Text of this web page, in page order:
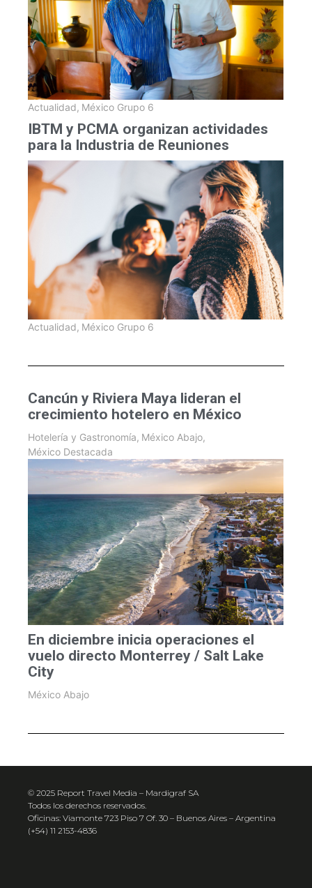
Actualidad, México Grupo 6
IBTM y PCMA organizan actividades
para la Industria de Reuniones
Actualidad, México Grupo 6
Cancún y Riviera Maya lideran el
crecimiento hotelero en México
Hotelería y Gastronomía, México Abajo,
México Destacada
En diciembre inicia operaciones el
vuelo directo Monterrey / Salt Lake
City
México Abajo
© 2025 Report Travel Media – Mardigraf SA
Todos los derechos reservados.
Oficinas: Viamonte 723 Piso 7 Of. 30 – Buenos Aires – Argentina
(+54) 11 2153-4836